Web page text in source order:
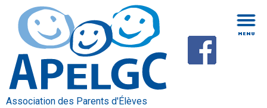
Association des Parents d'Élèves